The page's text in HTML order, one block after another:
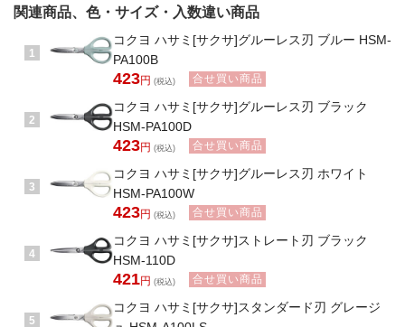
関連商品、色・サイズ・入数違い商品
1
コクヨ ハサミ[サクサ]グルーレス刃 ブルー HSM-
PA100B
423円 (税込) 合せ買い商品
2
コクヨ ハサミ[サクサ]グルーレス刃 ブラック
HSM-PA100D
423円 (税込) 合せ買い商品
3
コクヨ ハサミ[サクサ]グルーレス刃 ホワイト
HSM-PA100W
423円 (税込) 合せ買い商品
4
コクヨ ハサミ[サクサ]ストレート刃 ブラック
HSM-110D
421円 (税込) 合せ買い商品
5
コクヨ ハサミ[サクサ]スタンダード刃 グレージ